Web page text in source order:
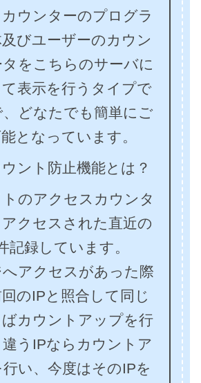
ウンターのプログラ
及びユーザーのカウン
タをこちらのサーバに
表示を行うタイプで
どなたでも簡単にご
となっています。
ント防止機能とは？
トのアクセスカウンタ
クセスされた直近の
記録しています。
アクセスがあった際
のIPと照合して同じ
カウントアップを行
うIPならカウントア
行い、今度はそのIPを